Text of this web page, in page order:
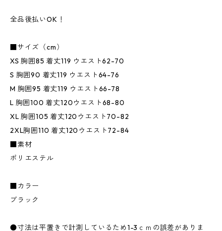
全品後払いOK！
■サイズ（cm）
XS 胸囲85 着丈119 ウエスト62-70
S 胸囲90 着丈119 ウエスト64-76
M 胸囲95 着丈119 ウエスト66-78
L 胸囲100 着丈120ウエスト68-80
XL 胸囲105 着丈120ウエスト70-82
2XL胸囲110 着丈120ウエスト72-84
■素材
ポリエステル
■カラー
ブラック
●寸法は平置きで計測しているため1-3ｃｍの誤差がありま